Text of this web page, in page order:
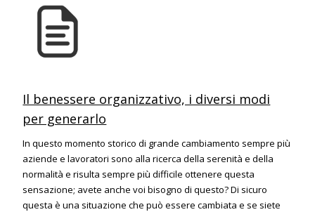
Il benessere organizzativo, i diversi modi
per generarlo
In questo momento storico di grande cambiamento sempre più
aziende e lavoratori sono alla ricerca della serenità e della
normalità e risulta sempre più difficile ottenere questa
sensazione; avete anche voi bisogno di questo? Di sicuro
questa è una situazione che può essere cambiata e se siete